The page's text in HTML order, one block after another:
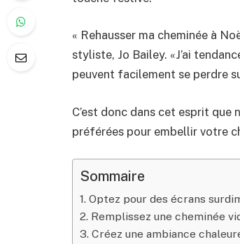
« Rehausser ma cheminée à
styliste, Jo Bailey. «J’ai
peuvent facilement se perdre
C’est donc dans cet esprit
préférées pour embellir votre
Sommaire
1. Optez pour des écrans
2. Remplissez une cheminée
3. Créez une ambiance